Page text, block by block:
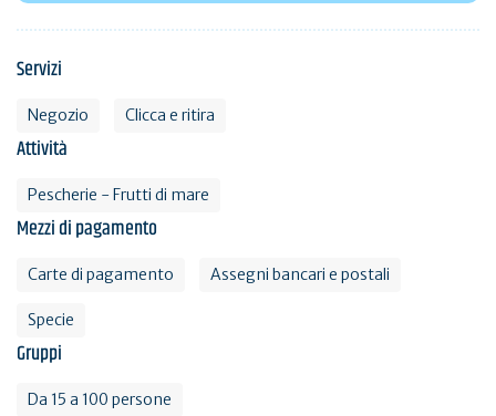
Servizi
Negozio Clicca e ritira
Attività
Pescherie - Frutti di mare
Mezzi di pagamento
Carte di pagamento Assegni bancari e postali
Specie
Gruppi
Da 15 a 100 persone